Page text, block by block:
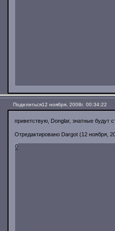
Поделиться12 ноября, 2008г. 00:34:22
приветствую, Donglar, знатные будут
Отредактировано Dargot (12 ноября,
0